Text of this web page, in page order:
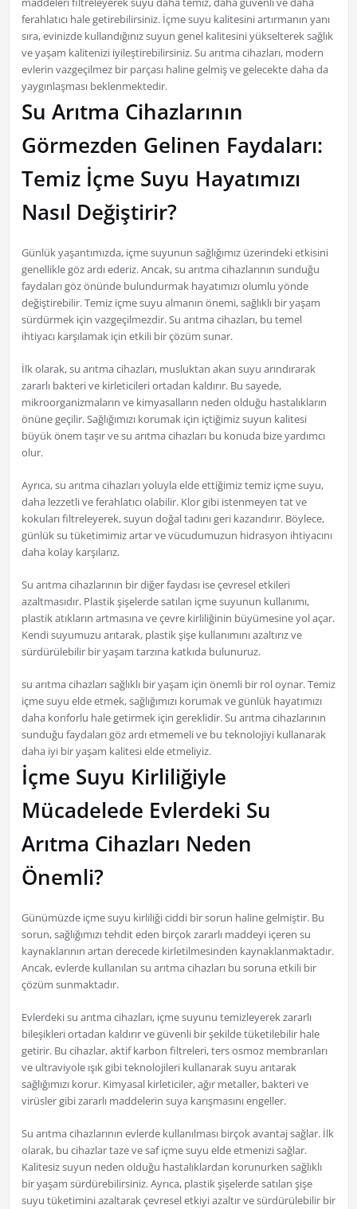
ferahlatıcı hale getirebilirsiniz. İçme suyu kalitesini artırmanın yanı
sıra, evinizde kullandığınız suyun genel kalitesini yükselterek sağlık
ve yaşam kalitenizi iyileştirebilirsiniz. Su arıtma cihazları, modern
evlerin vazgeçilmez bir parçası haline gelmiş ve gelecekte daha da
yaygınlaşması beklenmektedir.
Su Arıtma Cihazlarının
Görmezden Gelinen Faydaları:
Temiz İçme Suyu Hayatımızı
Nasıl Değiştirir?
Günlük yaşantımızda, içme suyunun sağlığımız üzerindeki etkisini
genellikle göz ardı ederiz. Ancak, su arıtma cihazlarının sunduğu
faydaları göz önünde bulundurmak hayatımızı olumlu yönde
değiştirebilir. Temiz içme suyu almanın önemi, sağlıklı bir yaşam
sürdürmek için vazgeçilmezdir. Su arıtma cihazları, bu temel
ihtiyacı karşılamak için etkili bir çözüm sunar.
İlk olarak, su arıtma cihazları, musluktan akan suyu arındırarak
zararlı bakteri ve kirleticileri ortadan kaldırır. Bu sayede,
mikroorganizmaların ve kimyasalların neden olduğu hastalıkların
önüne geçilir. Sağlığımızı korumak için içtiğimiz suyun kalitesi
büyük önem taşır ve su arıtma cihazları bu konuda bize yardımcı
olur.
Ayrıca, su arıtma cihazları yoluyla elde ettiğimiz temiz içme suyu,
daha lezzetli ve ferahlatıcı olabilir. Klor gibi istenmeyen tat ve
kokuları filtreleyerek, suyun doğal tadını geri kazandırır. Böylece,
günlük su tüketimimiz artar ve vücudumuzun hidrasyon ihtiyacını
daha kolay karşılarız.
Su arıtma cihazlarının bir diğer faydası ise çevresel etkileri
azaltmasıdır. Plastik şişelerde satılan içme suyunun kullanımı,
plastik atıkların artmasına ve çevre kirliliğinin büyümesine yol açar.
Kendi suyumuzu arıtarak, plastik şişe kullanımını azaltırız ve
sürdürülebilir bir yaşam tarzına katkıda bulunuruz.
su arıtma cihazları sağlıklı bir yaşam için önemli bir rol oynar. Temiz
içme suyu elde etmek, sağlığımızı korumak ve günlük hayatımızı
daha konforlu hale getirmek için gereklidir. Su arıtma cihazlarının
sunduğu faydaları göz ardı etmemeli ve bu teknolojiyi kullanarak
daha iyi bir yaşam kalitesi elde etmeliyiz.
İçme Suyu Kirliliğiyle
Mücadelede Evlerdeki Su
Arıtma Cihazları Neden
Önemli?
Günümüzde içme suyu kirliliği ciddi bir sorun haline gelmiştir. Bu
sorun, sağlığımızı tehdit eden birçok zararlı maddeyi içeren su
kaynaklarının artan derecede kirletilmesinden kaynaklanmaktadır.
Ancak, evlerde kullanılan su arıtma cihazları bu soruna etkili bir
çözüm sunmaktadır.
Evlerdeki su arıtma cihazları, içme suyunu temizleyerek zararlı
bileşikleri ortadan kaldırır ve güvenli bir şekilde tüketilebilir hale
getirir. Bu cihazlar, aktif karbon filtreleri, ters osmoz membranları
ve ultraviyole ışık gibi teknolojileri kullanarak suyu arıtarak
sağlığımızı korur. Kimyasal kirleticiler, ağır metaller, bakteri ve
virüsler gibi zararlı maddelerin suya karışmasını engeller.
Su arıtma cihazlarının evlerde kullanılması birçok avantaj sağlar. İlk
olarak, bu cihazlar taze ve saf içme suyu elde etmenizi sağlar.
Kalitesiz suyun neden olduğu hastalıklardan korunurken sağlıklı
bir yaşam sürdürebilirsiniz. Ayrıca, plastik şişelerde satılan şişe
suyu tüketimini azaltarak çevresel etkiyi azaltır ve sürdürülebilir bir